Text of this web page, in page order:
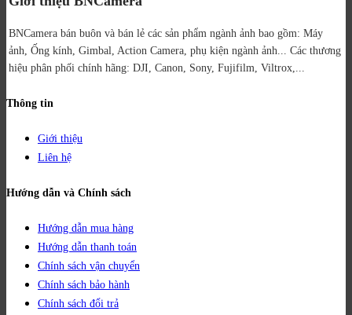
BNCamera bán buôn và bán lẻ các sản phẩm ngành ảnh bao gồm: Máy
ảnh, Ống kính, Gimbal, Action Camera, phụ kiện ngành ảnh... Các thương
hiệu phân phối chính hãng: DJI, Canon, Sony, Fujifilm, Viltrox,...
Thông tin
Giới thiệu
Liên hệ
Hướng dẫn và Chính sách
Hướng dẫn mua hàng
Hướng dẫn thanh toán
Chính sách vận chuyển
Chính sách bảo hành
Chính sách đổi trả